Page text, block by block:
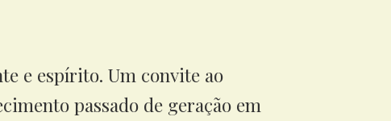
e espírito. Um convite ao
passado de geração em